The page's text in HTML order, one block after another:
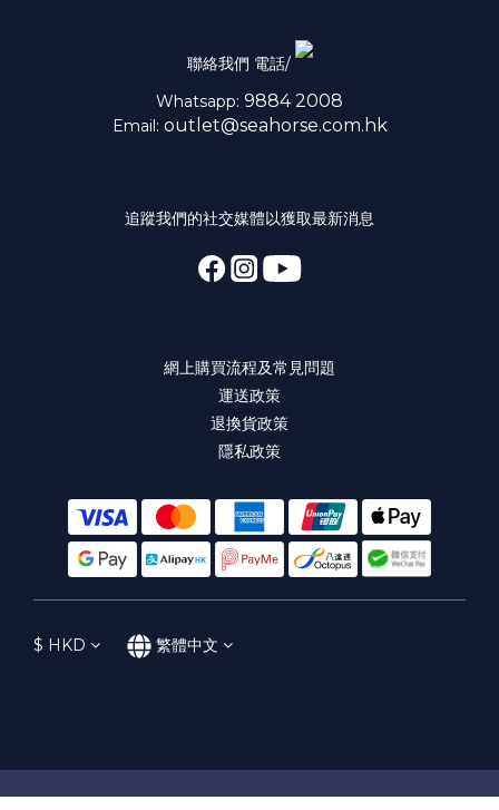
聯絡我們 電話/
Whatsapp: 9884 2008
Email: outlet@seahorse.com.hk
追蹤我們的社交媒體以獲取最新消息
網上購買流程及常見問題
運送政策
退換貨政策
隱私政策
$ HKD 繁體中文